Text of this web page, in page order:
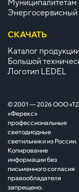
Муниципалитетам
Энергосервисный
СКАЧАТЬ
Каталог продукции
Большой
Логотип LEDEL
© 2001 — 2026 ООО
«Ферекс»
профессиональные
светодиодные
светильники из России.
Копирование
информации без
письменного согласия
правообладателя
запрещено.